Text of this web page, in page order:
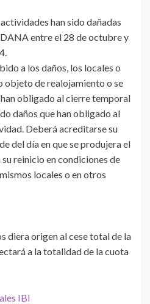
han sido dañadas
entre el 28 de octubre y
a los daños, los locales o
objeto de realojamiento o se
obligado al cierre temporal
daños que han obligado al
Deberá acreditarse su
del día en que se produjera el
reinicio en condiciones de
locales o en otros
diera origen al cese total de la
a la totalidad de la cuota
IBI